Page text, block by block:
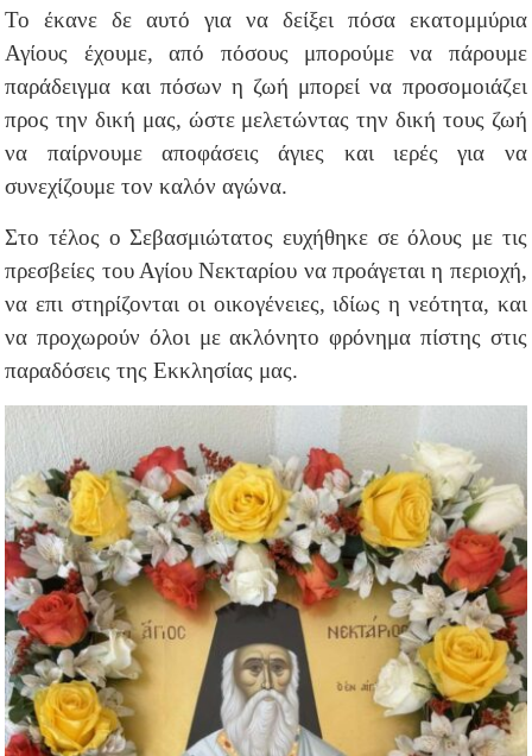
Το έκανε δε αυτό για να δείξει πόσα εκατομμύρια
Αγίους έχουμε, από πόσους μπορούμε να πάρουμε
παράδειγμα και πόσων η ζωή μπορεί να προσομοιάζει
προς την δική μας, ώστε μελετώντας την δική τους ζωή
να παίρνουμε αποφάσεις άγιες και ιερές για να
συνεχίζουμε τον καλόν αγώνα.
Στο τέλος ο Σεβασμιώτατος ευχήθηκε σε όλους με τις
πρεσβείες του Αγίου Νεκταρίου να προάγεται η περιοχή,
να επι στηρίζονται οι οικογένειες, ιδίως η νεότητα, και
να προχωρούν όλοι με ακλόνητο φρόνημα πίστης στις
παραδόσεις της Εκκλησίας μας.